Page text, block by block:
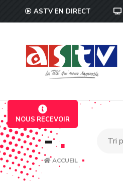
ASTV EN DIRECT
NOUS RECEVOIR
-.
ACCUEIL